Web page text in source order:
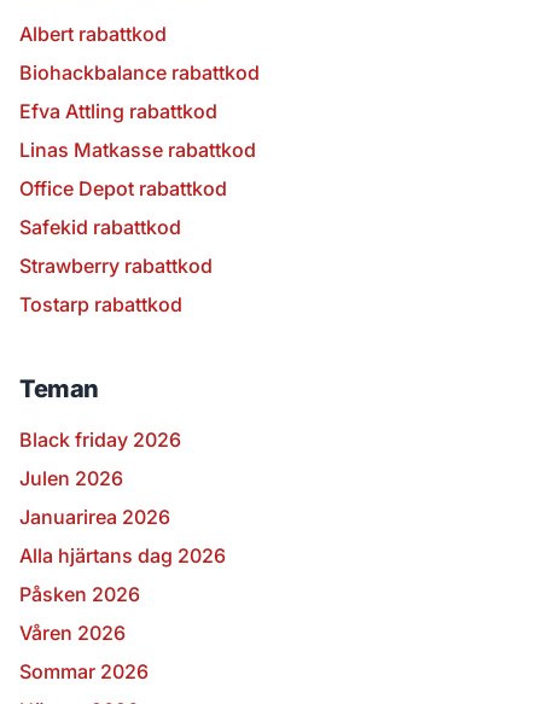
Albert rabattkod
Biohackbalance rabattkod
Efva Attling rabattkod
Linas Matkasse rabattkod
Office Depot rabattkod
Safekid rabattkod
Strawberry rabattkod
Tostarp rabattkod
Teman
Black friday 2026
Julen 2026
Januarirea 2026
Alla hjärtans dag 2026
Påsken 2026
Våren 2026
Sommar 2026